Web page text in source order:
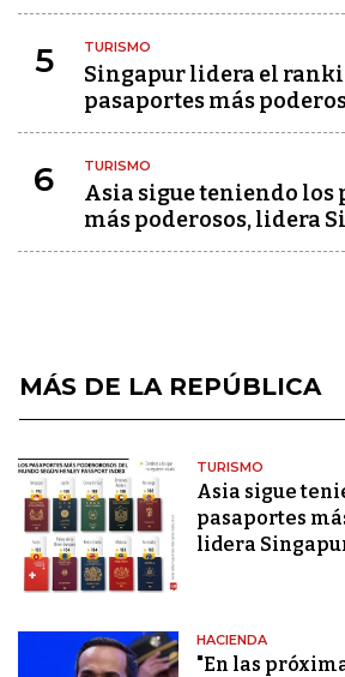
5 TURISMO
Singapur lidera el
pasaportes más
6 TURISMO
Asia sigue teniendo los
más poderosos, lidera
MÁS DE LA REPÚBLICA
TURISMO
Asia sigue
pasaportes
lidera
HACIENDA
"En las